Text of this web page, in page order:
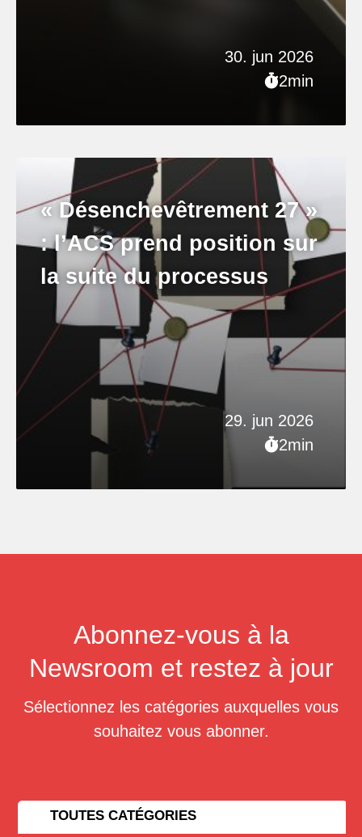
30. jun 2026
2min
29. jun 2026
2min
« Désenchevêtrement 27 »
: l’ACS prend position sur
la suite du processus
Abonnez-vous à la
Newsroom et restez à jour
Sélectionnez les catégories auxquelles vous
souhaitez vous abonner.
TOUTES CATÉGORIES